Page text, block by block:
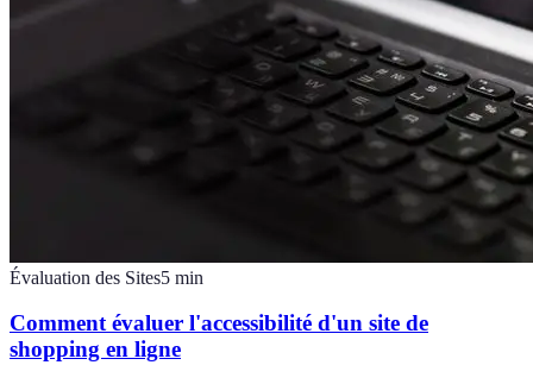
Évaluation des Sites5 min
Comment évaluer l'accessibilité d'un site de
shopping en ligne